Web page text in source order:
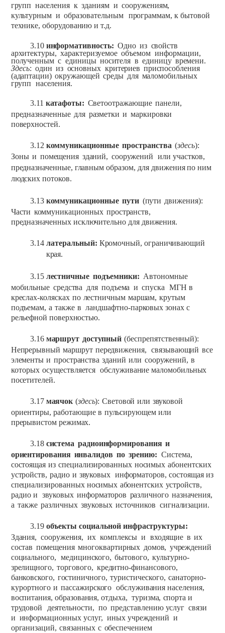
групп населения к зданиям и сооружениям,
культурным и образовательным программам, к бытовой
технике, оборудованию и т.д.
3.10 информативность: Одно из свойств
архитектуры, характеризуемое объемом информации,
полученным с единицы носителя в единицу времени.
Здесь: один из основных критериев приспособления
(адаптации) окружающей среды для маломобильных
групп населения.
3.11 катафоты: Светоотражающие панели,
предназначенные для разметки и маркировки
поверхностей.
3.12 коммуникационные пространства (здесь):
Зоны и помещения зданий, сооружений или участков,
предназначенные, главным образом, для движения поним
людскихпотоков.
3.13 коммуникационные пути (пути движения):
Части коммуникационных пространств,
предназначенных исключительно для движения.
3.14 латеральный: Кромочный, ограничивающий
края.
3.15 лестничные подъемники: Автономные
мобильные средства для подъема и спуска МГН в
креслах-колясках по лестничным маршам, крутым
подъемам, а также в ландшафтно-парковых зонах с
рельефной поверхностью.
3.16 маршрут доступный (беспрепятственный):
Непрерывный маршрут передвижения, связывающий все
элементы и пространства зданий или сооружений, в
которых осуществляется обслуживание маломобильных
посетителей.
3.17 маячок (здесь): Световой или звуковой
ориентиры, работающие в пульсирующем или
прерывистом режимах.
3.18 система радиоинформирования и
ориентирования инвалидов по зрению: Система,
состоящая из специализированных носимых абонентских
устройств, радио и звуковых информаторов, состоящая из
специализированных носимых абонентских устройств,
радио и звуковых информаторов различного назначения,
а также различных звуковых источников сигнализации.
3.19 объекты социальной инфраструктуры:
Здания, сооружения, их комплексы и входящие в их
состав помещения многоквартирных домов, учреждений
социального, медицинского, бытового, культурно-
зрелищного, торгового, кредитно-финансового,
банковского, гостиничного, туристического, санаторно-
курортного и пассажирского обслуживания населения,
воспитания, образования, отдыха, туризма, спорта и
трудовой
деятельности, по представлению услуг связи
и информационных услуг, иных учреждений и
организаций, связанных с обеспечением